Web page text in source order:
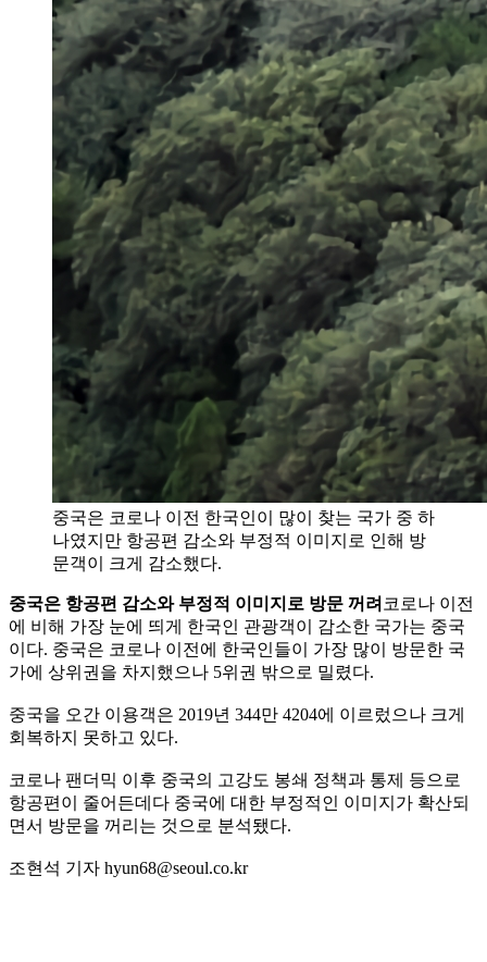
중국은 코로나 이전 한국인이 많이 찾는 국가 중 하
나였지만 항공편 감소와 부정적 이미지로 인해 방
문객이 크게 감소했다.
중국은 항공편 감소와 부정적 이미지로 방문 꺼려 코로나 이전
에 비해 가장 눈에 띄게 한국인 관광객이 감소한 국가는 중국
이다. 중국은 코로나 이전에 한국인들이 가장 많이 방문한 국
가에 상위권을 차지했으나 5위권 밖으로 밀렸다.
중국을 오간 이용객은 2019년 344만 4204에 이르렀으나 크게
회복하지 못하고 있다.
코로나 팬더믹 이후 중국의 고강도 봉쇄 정책과 통제 등으로
항공편이 줄어든데다 중국에 대한 부정적인 이미지가 확산되
면서 방문을 꺼리는 것으로 분석됐다.
조현석 기자 hyun68@seoul.co.kr